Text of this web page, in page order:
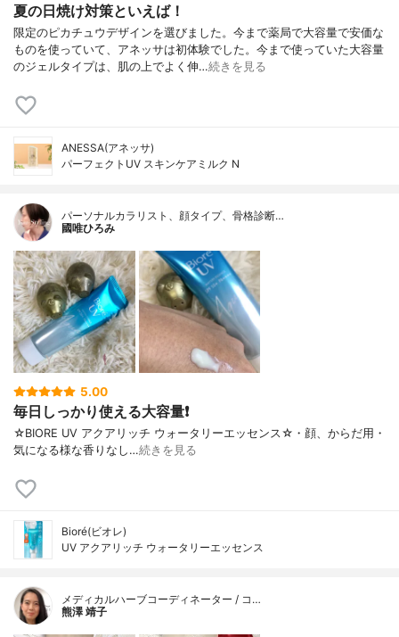
夏の日焼け対策といえば！
限定のピカチュウデザインを選びました。今まで薬局で大容量で安価な
ものを使っていて、アネッサは初体験でした。今まで使っていた大容量
のジェルタイプは、肌の上でよく伸…続きを見る
ANESSA(アネッサ)
パーフェクトUV スキンケアミルク N
パーソナルカラリスト、顔タイプ、骨格診断…
國唯ひろみ
5.00
毎日しっかり使える大容量❗
☆BIORE UV アクアリッチ ウォータリーエッセンス☆・顔、からだ用・
気になる様な香りなし…続きを見る
Bioré(ビオレ)
UV アクアリッチ ウォータリーエッセンス
メディカルハーブコーディネーター / コ…
熊澤 靖子